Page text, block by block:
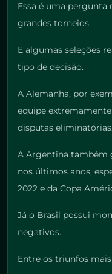
Essa é uma pergunta
grandes torneios.
E algumas seleções
tipo de decisão.
A Alemanha, por
equipe
disputas eliminatórias.
A Argentina também
nos últimos anos,
2022 e da Copa
Já o Brasil possui
negativos.
Entre os triunfos